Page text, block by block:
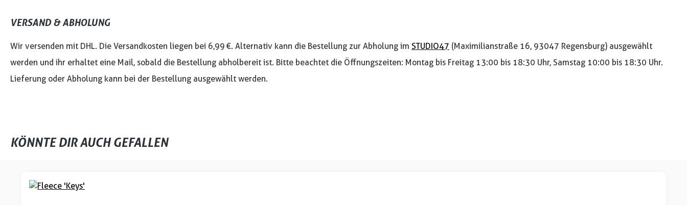
VERSAND & ABHOLUNG
Wir versenden mit DHL. Die Versandkosten liegen bei 6,99 €. Alternativ kann die Bestellung zur Abholung im STUDIO47 (Maximilianstraße 16, 93047 Regensburg) ausgewählt
werden und ihr erhaltet eine Mail, sobald die Bestellung abholbereit ist. Bitte beachtet die Öffnungszeiten: Montag bis Freitag 13:00 bis 18:30 Uhr, Samstag 10:00 bis 18:30 Uhr.
Lieferung oder Abholung kann bei der Bestellung ausgewählt werden.
KÖNNTE DIR AUCH GEFALLEN